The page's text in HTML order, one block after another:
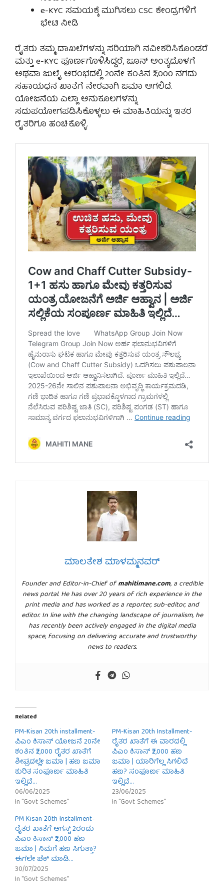
e-KYC ಸಮಯಕ್ಕೆ ಮುಗಿಸಲು CSC ಕೇಂದ್ರಗಳಿಗೆ
ಭೇಟಿ ನೀಡಿ
ರೈತರು ತಮ್ಮ ದಾಖಲೆಗಳನ್ನು ಸರಿಯಾಗಿ ನವೀಕರಿಸಿಕೊಂಡರೆ
ಮತ್ತು e-KYC ಪೂರ್ಣಗೊಳಿಸಿದ್ದರೆ, ಜೂನ್ ಅಂತ್ಯದೊಳಗೆ
ಅಥವಾ ಜುಲೈ ಆರಂಭದಲ್ಲಿ 20ನೇ ಕಂತಿನ ₹2,000 ನಗದು
ಸಹಾಯಧನ ಖಾತೆಗೆ ನೇರವಾಗಿ ಜಮಾ ಆಗಲಿದೆ.
ಯೋಜನೆಯ ಎಲ್ಲಾ ಅನುಕೂಲಗಳನ್ನು
ಸದುಪಯೋಗಪಡಿಸಿಕೊಳ್ಳಲು ಈ ಮಾಹಿತಿಯನ್ನು ಇತರ
ರೈತರಿಗೂ ಹಂಚಿಕೊಳ್ಳಿ.
ಮಾಲತೇಶ ಮಾಳಮ್ಮನವರ್
Founder and Editor-in-Chief ofmahitimane.com, a credible
news portal. He has over 20 years of rich experience in the
print media and has worked as a reporter, sub-editor, and
editor. In line with the changing landscape of journalism, he
has recently been actively engaged in the digital media
space, focusing on delivering accurate and trustworthy
news to readers.
Related
PM-Kisan 20th installment-
ಪಿಎಂ ಕಿಸಾನ್ ಯೋಜನೆ 20ನೇ
ಕಂತಿನ ₹2,000 ರೈತರ ಖಾತೆಗೆ
ಶೀಘ್ರದಲ್ಲೇ ಜಮಾ | ಹಣ ಜಮಾ
ಕುರಿತ ಸಂಪೂರ್ಣ ಮಾಹಿತಿ
ಇಲ್ಲಿದೆ…
06/06/2025
In "Govt Schemes"
PM-Kisan 20th Installment-
ರೈತರ ಖಾತೆಗೆ ಈ ವಾರದಲ್ಲಿ
ಪಿಎಂ ಕಿಸಾನ್ ₹2,000 ಹಣ
ಜಮಾ | ಯಾರಿಗೆಲ್ಲ ಸಿಗಲಿದೆ
ಹಣ? ಸಂಪೂರ್ಣ ಮಾಹಿತಿ
ಇಲ್ಲಿದೆ…
23/06/2025
In "Govt Schemes"
PM Kisan 20th Installment-
ರೈತರ ಖಾತೆಗೆ ಆಗಸ್ಟ್ 2ರಂದು
ಪಿಎಂ ಕಿಸಾನ್ ₹2,000 ಹಣ
ಜಮಾ | ನಿಮಗೆ ಹಣ ಸಿಗುತ್ತಾ?
ಈಗಲೇ ಚೆಕ್ ಮಾಡಿ…
30/07/2025
In "Govt Schemes"